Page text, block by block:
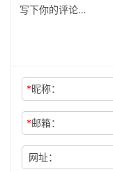
*昵称：
*邮箱：
网址：